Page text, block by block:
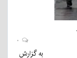
به گزارش